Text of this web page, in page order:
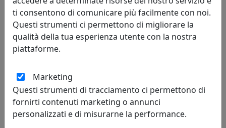
Lascia una recensione
Leggi le recensioni
ti consentono di comunicare più facilmente con noi.
Questi strumenti ci permettono di migliorare la
qualità della tua esperienza utente con la nostra
piattaforme.
Marketing
Questi strumenti di tracciamento ci permettono di
fornirti contenuti marketing o annunci
personalizzati e di misurarne la performance.